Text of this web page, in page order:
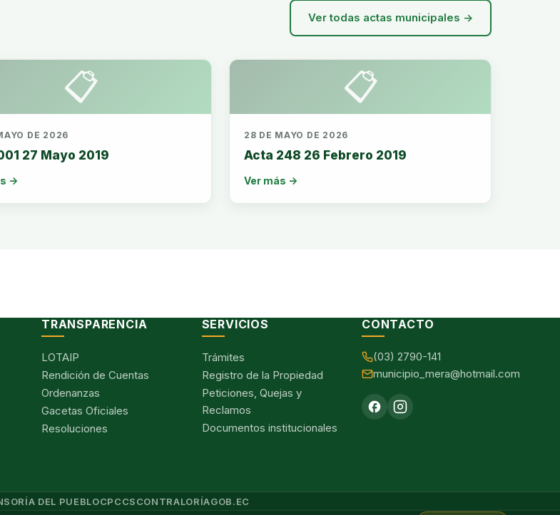
Ver todas actas municipales →
📋
DE 2026
27 Mayo 2019
→
📋
28 DE MAYO DE 2026
Acta 248 26 Febrero 2019
Ver más →
TRANSPARENCIA
LOTAIP
Rendición de Cuentas
Ordenanzas
Gacetas Oficiales
Resoluciones
SERVICIOS
Trámites
Registro de la Propiedad
Peticiones, Quejas y
Reclamos
Documentos institucionales
CONTACTO
(03) 2790-141
municipio_mera@hotmail.com
DEL PUEBLOCPCCSCONTRALORÍAGOB.EC